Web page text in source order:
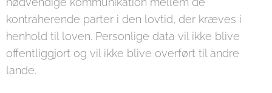
kontraherende parter i den lovtid, der kræves i
henhold til loven. Personlige data vil ikke blive
offentliggjort og vil ikke blive overført til andre
lande.